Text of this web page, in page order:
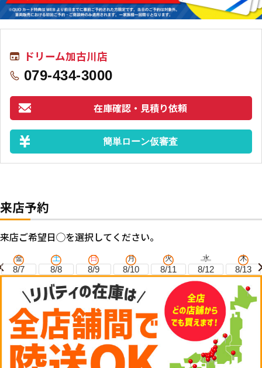
ドリーム加古川店
079-434-3000
在庫確認・見積り依頼
簡単ローン仮審査
来店予約
来店ご希望日◯を選択してください。
金
8/7
土
8/8
日
8/9
月
8/10
火
8/11
水
8/12
木
8/13